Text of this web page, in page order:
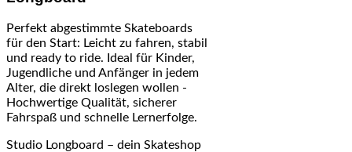
Perfekt abgestimmte Skateboards
für den Start: Leicht zu fahren, stabil
und ready to ride. Ideal für Kinder,
Jugendliche und Anfänger in jedem
Alter, die direkt loslegen wollen -
Hochwertige Qualität, sicherer
Fahrspaß und schnelle Lernerfolge.
Studio Longboard – dein Skateshop